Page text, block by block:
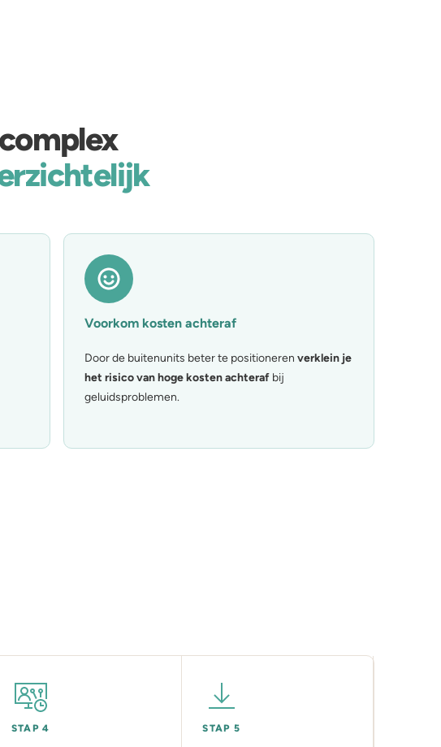
Voorkom kosten achteraf
Door de buitenunits beter te positioneren verklein je
het risico van hoge kosten achteraf bij
geluidsproblemen.
STAP 4 STAP 5